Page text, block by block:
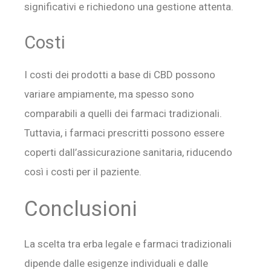
significativi e richiedono una gestione attenta.
Costi
I costi dei prodotti a base di CBD possono
variare ampiamente, ma spesso sono
comparabili a quelli dei farmaci tradizionali.
Tuttavia, i farmaci prescritti possono essere
coperti dall’assicurazione sanitaria, riducendo
così i costi per il paziente.
Conclusioni
La scelta tra erba legale e farmaci tradizionali
dipende dalle esigenze individuali e dalle